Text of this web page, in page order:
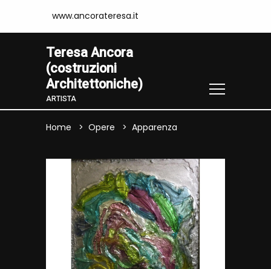
www.ancorateresa.it
Teresa Ancora
(costruzioni
Architettoniche)
ARTISTA
Home Opere Apparenza